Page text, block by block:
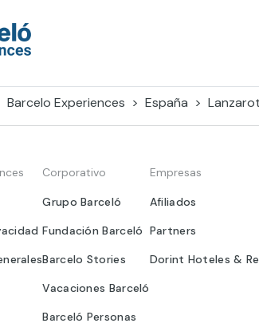
Barcelo Experiences España
Corporativo
Grupo Barceló
Fundación Barceló
Barcelo Stories
Vacaciones Barceló
Barceló Personas
Empresas
Afiliados
Partners
Dorint Hoteles &